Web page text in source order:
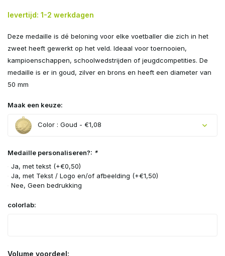
levertijd: 1-2 werkdagen
Deze medaille is dé beloning voor elke voetballer die zich in het
zweet heeft gewerkt op het veld. Ideaal voor toernooien,
kampioenschappen, schoolwedstrijden of jeugdcompetities. De
medaille is er in goud, zilver en brons en heeft een diameter van
50 mm
Maak een keuze:
Color : Goud - €1,08
Medaille personaliseren?: *
Ja, met tekst (+€0,50)
Ja, met Tekst / Logo en/of afbeelding (+€1,50)
Nee, Geen bedrukking
colorlab:
Volume voordeel: